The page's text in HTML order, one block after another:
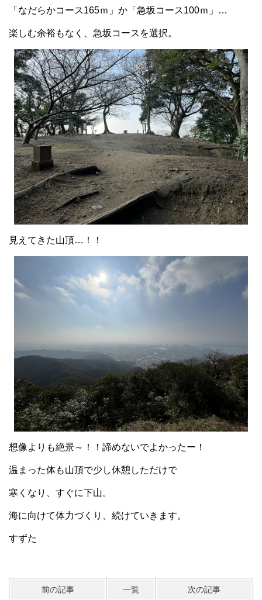
「なだらかコース165ｍ」か「急坂コース100ｍ」…
楽しむ余裕もなく、急坂コースを選択。
見えてきた山頂…！！
想像よりも絶景～！！諦めないでよかったー！
温まった体も山頂で少し休憩しただけで
寒くなり、すぐに下山。
海に向けて体力づくり、続けていきます。
すずた
前の記事 一覧 次の記事